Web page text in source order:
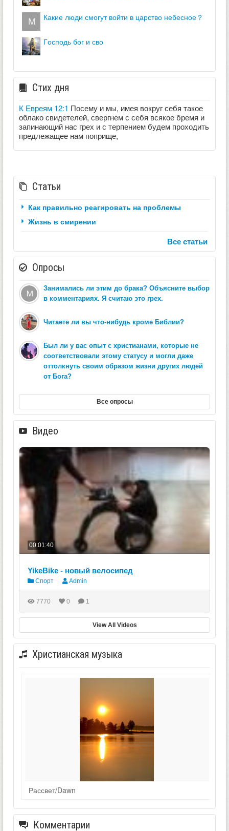
какие люди смогут войти в царство небесное？
господь бог и сво
Стих дня
К Евреям 12:1 Посему и мы, имея вокруг себя такое
облако свидетелей, свергнем с себя всякое бремя и
запинающий нас грех и с терпением будем проходить
предлежащее нам поприще,
Статьи
Как правильно реагировать на проблемы
Жизнь в смирении
Все статьи
Опросы
Занимались ли этим до брака? Объясните выбор
в комментариях. Я считаю это грех.
Читаете ли вы что-нибудь кроме Библии?
Был ли у вас опыт с христианами, которые не
соответствовали этому статусу и могли даже
оттолкнуть своим образом жизни других людей
от Бога?
Все опросы
Видео
00:01:40
YikeBike - новый велосипед
Спорт Admin
7770 0 1
View All Videos
Христианская музыка
Рассвет/Dawn
Комментарии